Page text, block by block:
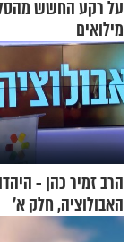
מילואים
הרב זמיר כהן -
האבולוציה, חלק א’